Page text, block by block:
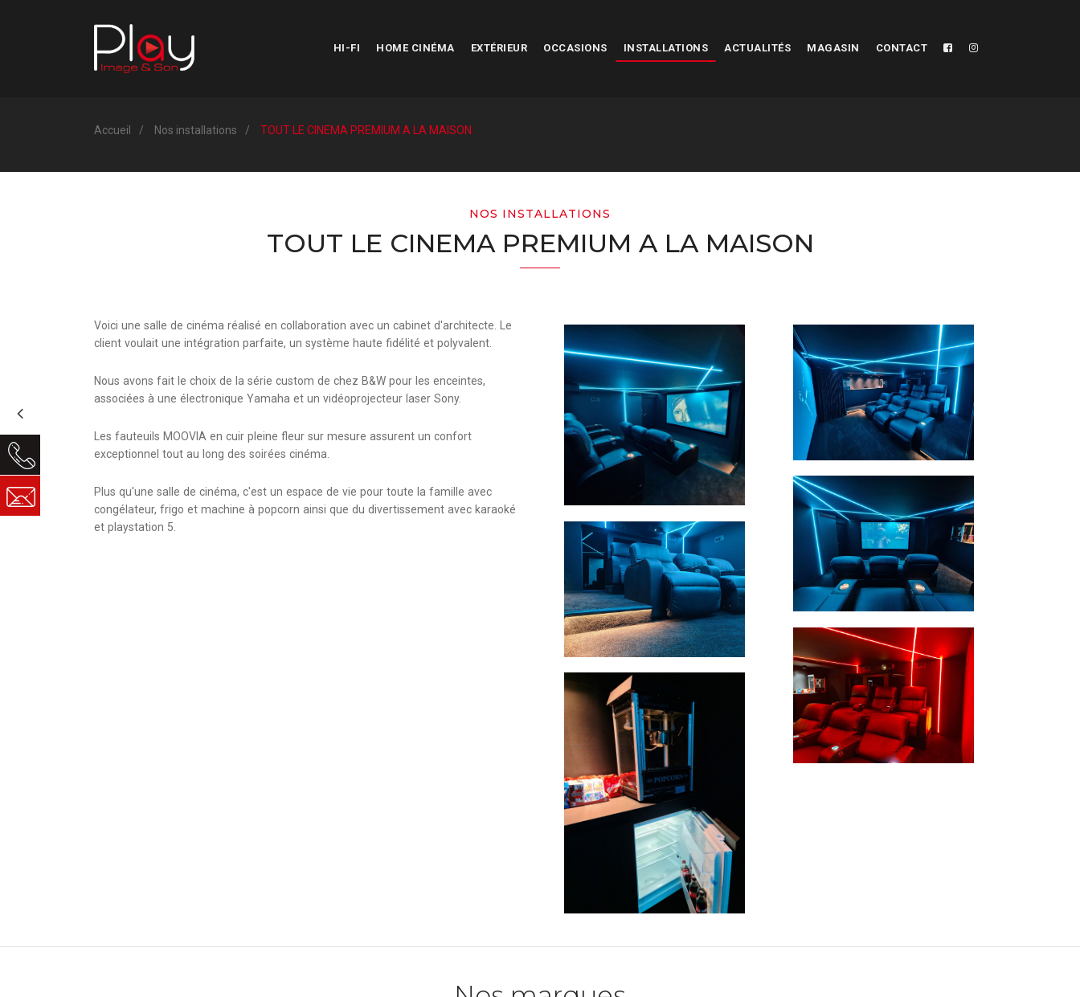
HI-FI HOME CINÉMA EXTÉRIEUR OCCASIONS INSTALLATIONS ACTUALITÉS MAGASIN CONTACT
Accueil Nos installations TOUT LE CINEMA PREMIUM A LA MAISON
NOS INSTALLATIONS
TOUT LE CINEMA PREMIUM A LA MAISON
Voici une salle de cinéma réalisé en collaboration avec un cabinet d'architecte. Le
client voulait une intégration parfaite, un système haute fidélité et polyvalent.
Nous avons fait le choix de la série custom de chez B&W pour les enceintes,
associées à une électronique Yamaha et un vidéoprojecteur laser Sony.
Les fauteuils MOOVIA en cuir pleine fleur sur mesure assurent un confort
exceptionnel tout au long des soirées cinéma.
Plus qu'une salle de cinéma, c'est un espace de vie pour toute la famille avec
congélateur, frigo et machine à popcorn ainsi que du divertissement avec karaoké
et playstation 5.